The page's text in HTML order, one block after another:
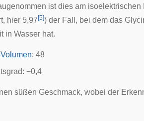
ist dies am isoelektrischen
hier 5,97 [5]) der Fall, bei dem das
in Wasser hat.
: 48
: −0,4
süßen Geschmack, wobei der